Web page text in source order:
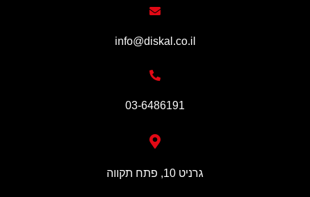
info@diskal.co.il
03-6486191
גרניט 10, פתח תקווה